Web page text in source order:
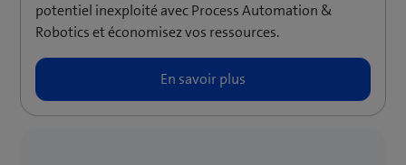
potentiel inexploité avec Process Automation &
Robotics et économisez vos ressources.